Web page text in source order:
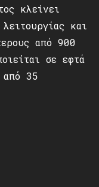
κλείνει
και
από 900
σε εφτά
από 35